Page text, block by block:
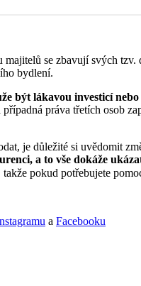
se zbavují svých
bydlení.
být lákavou investicí
práva třetích osob
je důležité si uvědomit
a to vše dokáže
takže pokud potřebujete
a Facebooku